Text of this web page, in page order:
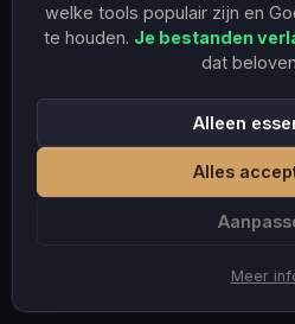
welke tools populair zijn en
te houden. Je bestanden
dat
Alleen
Alles
Meer